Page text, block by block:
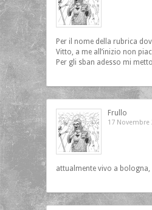
Per il nome della rubrica
Vitto, a me all’inizio non
Per gli sban adesso mi
Frullo
17 Novembre
attualmente vivo a bologna,